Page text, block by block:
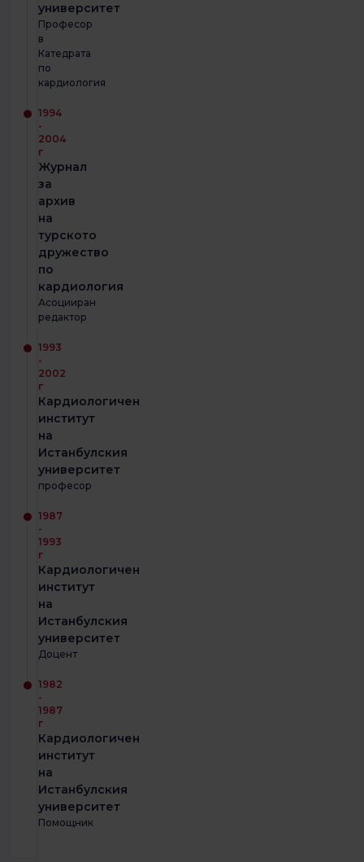
университет
Професор
в
Катедрата
по
кардиология
1994
-
2004
г
Журнал
за
архив
на
турското
дружество
по
кардиология
Асоцииран
редактор
1993
-
2002
г
Кардиологичен
институт
на
Истанбулския
университет
професор
1987
-
1993
г
Кардиологичен
институт
на
Истанбулския
университет
Доцент
1982
-
1987
г
Кардиологичен
институт
на
Истанбулския
университет
Помощник